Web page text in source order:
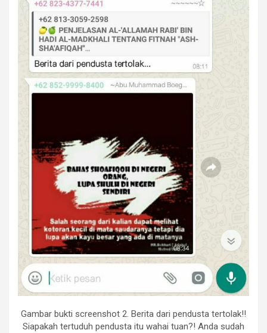
Gambar bukti screenshot 2. Berita dari pendusta tertolak!!
Siapakah tertuduh pendusta itu wahai tuan?! Anda sudah